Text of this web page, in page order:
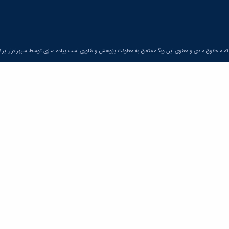
تمام حقوق مادی و معنوی این وبگاه متعلق به معاونت پژوهش و فناوری است.پیاده سازی توسط سپهرافزار